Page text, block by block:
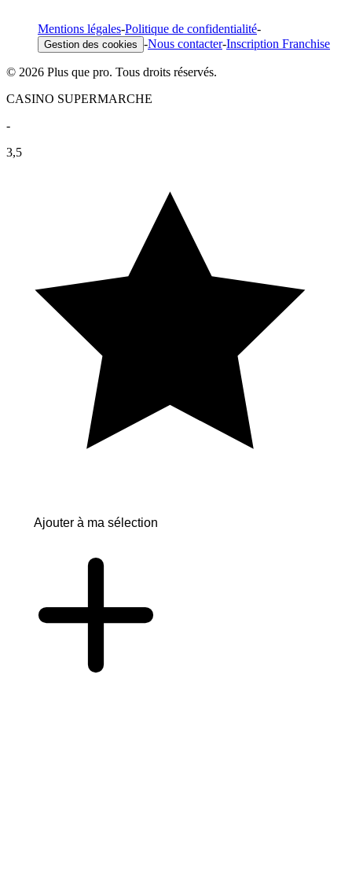
Mentions légales-Politique de confidentialité-
Gestion des cookies -Nous contacter-Inscription Franchise
© 2026 Plus que pro. Tous droits réservés.
CASINO SUPERMARCHE
-
3,5
Ajouter à ma sélection